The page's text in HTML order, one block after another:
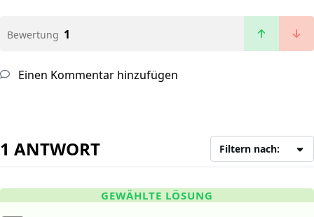
Bewertung 1
Einen Kommentar hinzufügen
1 ANTWORT Filtern nach:
GEWÄHLTE LÖSUNG